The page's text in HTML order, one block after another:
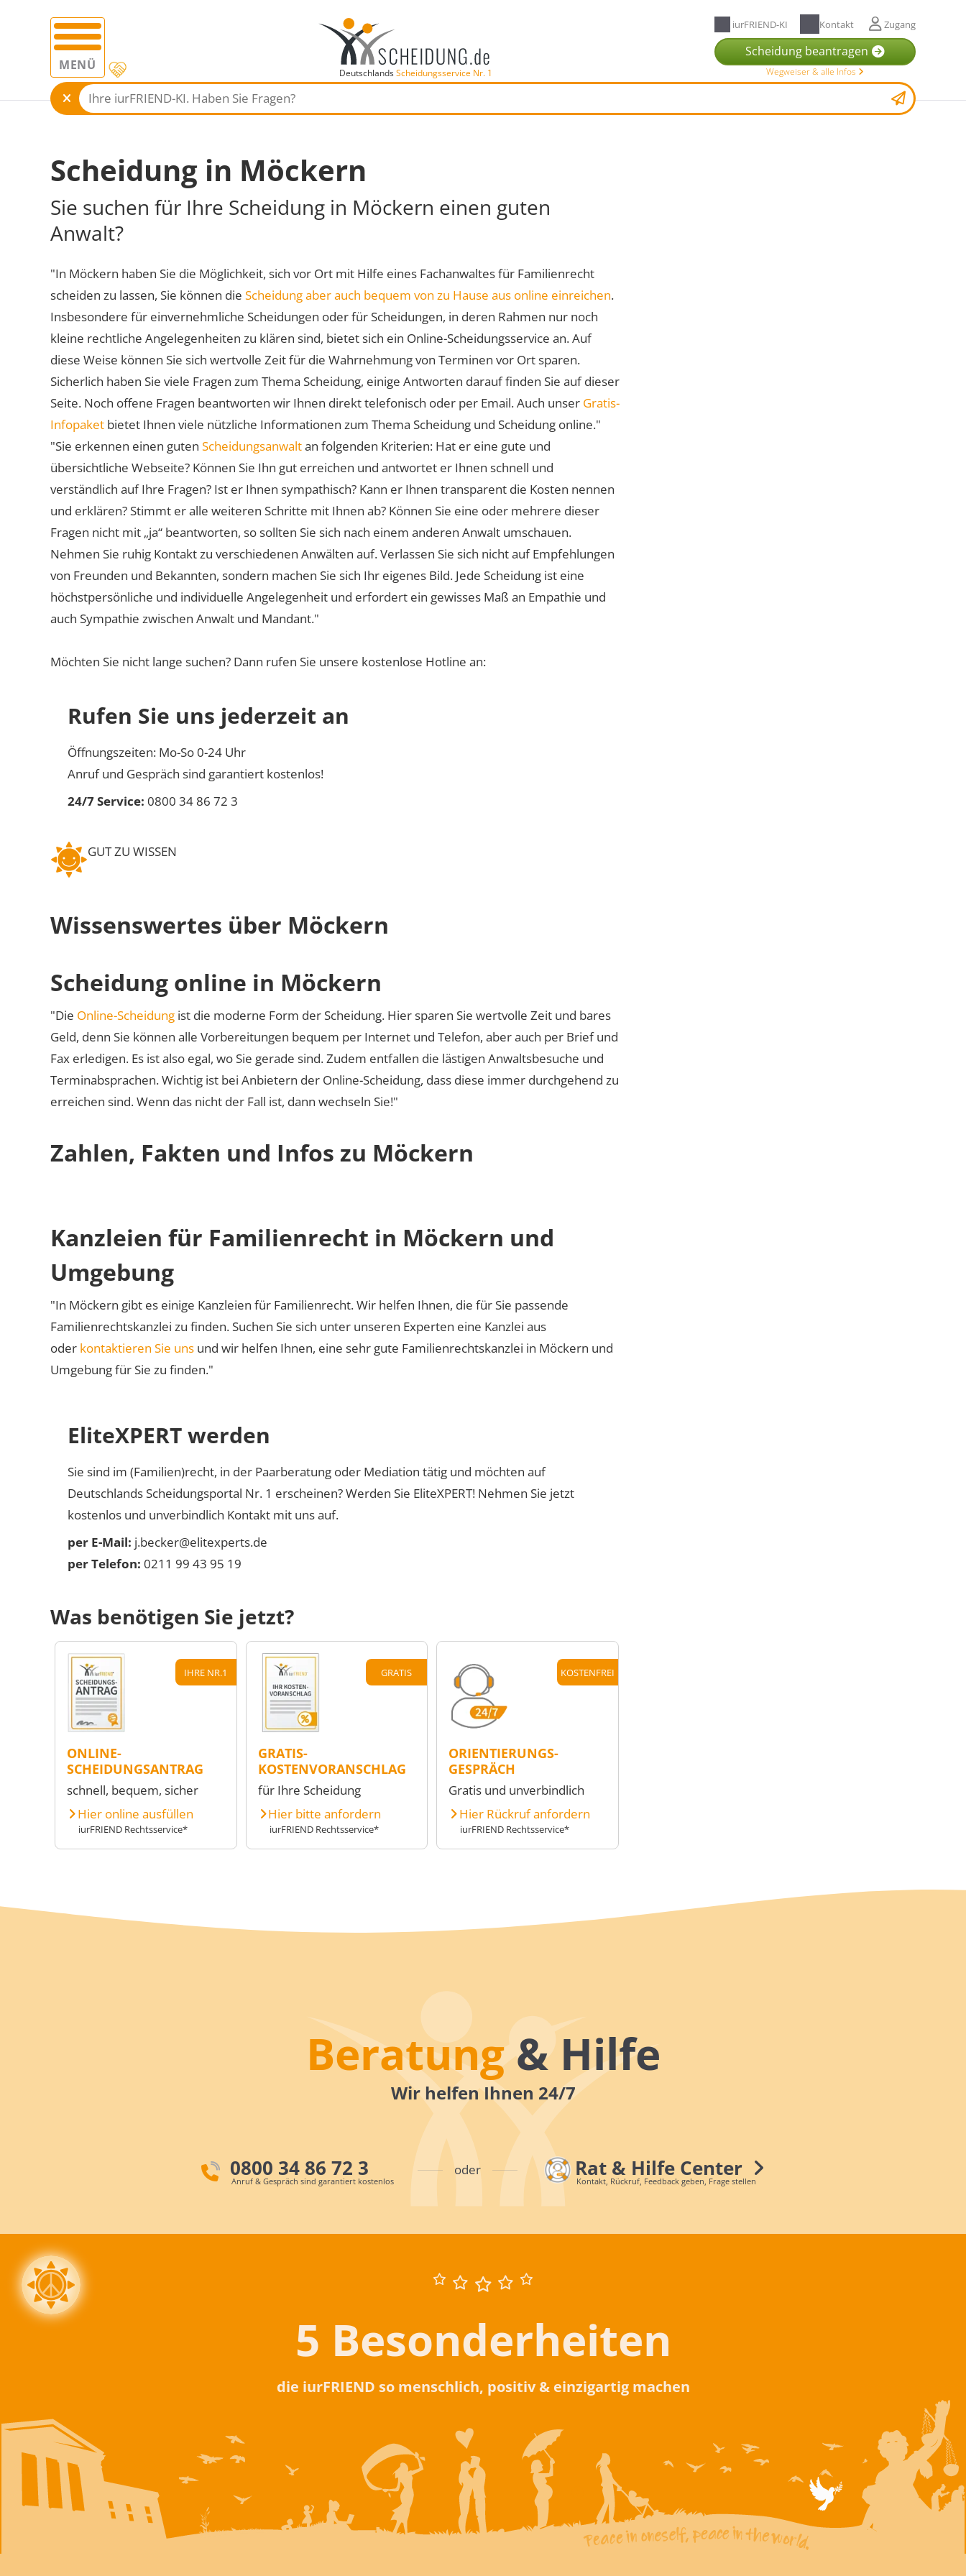
MENÜ DeutschlandsScheidungsservice Nr. 1
iurFRIEND-KI Kontakt Zugang
Scheidung beantragen
Wegweiser & alle Infos
Scheidung in Möckern
Sie suchen für Ihre Scheidung in Möckern einen guten
Anwalt?
"In Möckern haben Sie die Möglichkeit, sich vor Ort mit Hilfe eines Fachanwaltes für Familienrecht
scheiden zu lassen, Sie können die Scheidung aber auch bequem von zu Hause aus online einreichen.
Insbesondere für einvernehmliche Scheidungen oder für Scheidungen, in deren Rahmen nur noch
kleine rechtliche Angelegenheiten zu klären sind, bietet sich ein Online-Scheidungsservice an. Auf
diese Weise können Sie sich wertvolle Zeit für die Wahrnehmung von Terminen vor Ort sparen.
Sicherlich haben Sie viele Fragen zum Thema Scheidung, einige Antworten darauf finden Sie auf dieser
Seite. Noch offene Fragen beantworten wir Ihnen direkt telefonisch oder per Email. Auch unser Gratis-
Infopaket bietet Ihnen viele nützliche Informationen zum Thema Scheidung und Scheidung online."
"Sie erkennen einen guten Scheidungsanwaltan folgenden Kriterien: Hat er eine gute und
übersichtliche Webseite? Können Sie Ihn gut erreichen und antwortet er Ihnen schnell und
verständlich auf Ihre Fragen? Ist er Ihnen sympathisch? Kann er Ihnen transparent die Kosten nennen
und erklären? Stimmt er alle weiteren Schritte mit Ihnen ab? Können Sie eine oder mehrere dieser
Fragen nicht mit „ja“ beantworten, so sollten Sie sich nach einem anderen Anwalt umschauen.
Nehmen Sie ruhig Kontakt zu verschiedenen Anwälten auf. Verlassen Sie sich nicht auf Empfehlungen
von Freunden und Bekannten, sondern machen Sie sich Ihr eigenes Bild. Jede Scheidung ist eine
höchstpersönliche und individuelle Angelegenheit und erfordert ein gewisses Maß an Empathie und
auch Sympathie zwischen Anwalt und Mandant."
Möchten Sie nicht lange suchen? Dann rufen Sie unsere kostenlose Hotline an:
Rufen Sie uns jederzeit an
Öffnungszeiten: Mo-So 0-24 Uhr
Anruf und Gespräch sind garantiert kostenlos!
24/7 Service: 0800 34 86 72 3
GUT ZU WISSEN
Wissenswertes über Möckern
Scheidung online in Möckern
"Die Online-Scheidung ist die moderne Form der Scheidung. Hier sparen Sie wertvolle Zeit und bares
Geld, denn Sie können alle Vorbereitungen bequem per Internet und Telefon, aber auch per Brief und
Fax erledigen. Es ist also egal, wo Sie gerade sind. Zudem entfallen die lästigen Anwaltsbesuche und
Terminabsprachen. Wichtig ist bei Anbietern der Online-Scheidung, dass diese immer durchgehend zu
erreichen sind. Wenn das nicht der Fall ist, dann wechseln Sie!"
Zahlen, Fakten und Infos zu Möckern
Kanzleien für Familienrecht in Möckern und
Umgebung
"In Möckern gibt es einige Kanzleien für Familienrecht. Wir helfen Ihnen, die für Sie passende
Familienrechtskanzlei zu finden. Suchen Sie sich unter unseren Experten eine Kanzlei aus
oder kontaktieren Sie uns und wir helfen Ihnen, eine sehr gute Familienrechtskanzlei in Möckern und
Umgebung für Sie zu finden."
EliteXPERT werden
Sie sind im (Familien)recht, in der Paarberatung oder Mediation tätig und möchten auf
Deutschlands Scheidungsportal Nr. 1 erscheinen? Werden Sie EliteXPERT! Nehmen Sie jetzt
kostenlos und unverbindlich Kontakt mit uns auf.
per E-Mail: j.becker@elitexperts.de
per Telefon: 0211 99 43 95 19
Was benötigen Sie jetzt?
IHRE NR.1
ONLINE-
SCHEIDUNGSANTRAG
schnell, bequem, sicher
Hier online ausfüllen
iurFRIEND Rechtsservice*
GRATIS
GRATIS-
KOSTENVORANSCHLAG
für Ihre Scheidung
Hier bitte anfordern
iurFRIEND Rechtsservice*
KOSTENFREI
ORIENTIERUNGS-
GESPRÄCH
Gratis und unverbindlich
Hier Rückruf anfordern
iurFRIEND Rechtsservice*
Beratung& Hilfe
Wir helfen Ihnen 24/7
0800 34 86 72 3
Anruf & Gespräch sind garantiert kostenlos
oder Rat & Hilfe Center
Kontakt, Rückruf, Feedback geben, Frage stellen
5 Besonderheiten
die iurFRIEND so menschlich, positiv & einzigartig machen